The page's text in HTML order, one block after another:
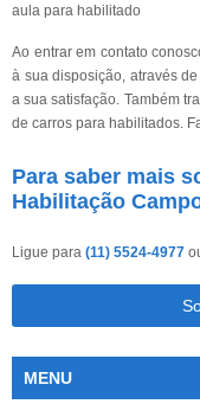
aula para habilitado
Ao entrar em contato
à sua disposição, através
a sua satisfação. Também
de carros para habilitados.
Para saber mais
Habilitação
Ligue para (11) 5524-4977
MENU